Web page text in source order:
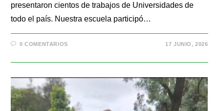
presentaron cientos de trabajos de Universidades de
todo el país. Nuestra escuela participó…
0 COMENTARIOS 17 JUNIO, 2026